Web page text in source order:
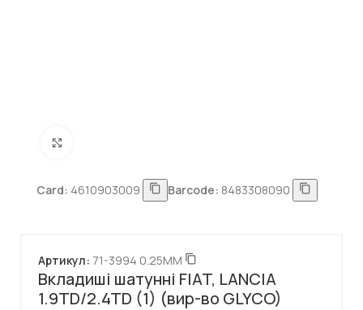
Card: 4610903009 Barcode: 8483308090
Вкладиші шатунні FIAT, LANCIA
1.9TD/2.4TD (1) (вир-во GLYCO)
Артикул: 71-3994 0.25MM